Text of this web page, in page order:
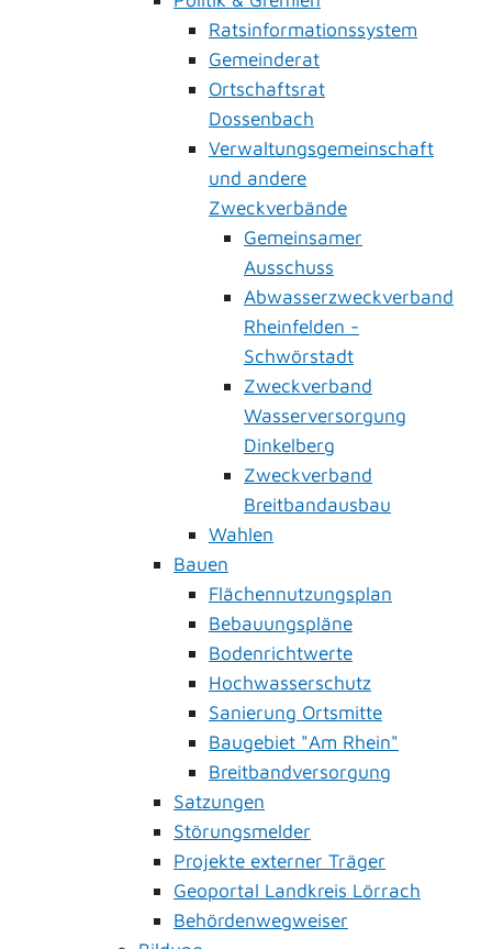
Ratsinformationssystem
Gemeinderat
Ortschaftsrat
Dossenbach
Verwaltungsgemeinschaft
und andere
Zweckverbände
Gemeinsamer
Ausschuss
Abwasserzweckverband
Rheinfelden -
Schwörstadt
Zweckverband
Wasserversorgung
Dinkelberg
Zweckverband
Breitbandausbau
Wahlen
Bauen
Flächennutzungsplan
Bebauungspläne
Bodenrichtwerte
Hochwasserschutz
Sanierung Ortsmitte
Baugebiet "Am Rhein"
Breitbandversorgung
Satzungen
Störungsmelder
Projekte externer Träger
Geoportal Landkreis Lörrach
Behördenwegweiser